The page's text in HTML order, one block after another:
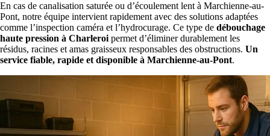
En cas de canalisation saturée ou d’écoulement lent à Marchienne-au-
Pont, notre équipe intervient rapidement avec des solutions adaptées
comme l’inspection caméra et l’hydrocurage. Ce type de débouchage
haute pression à Charleroi permet d’éliminer durablement les
résidus, racines et amas graisseux responsables des obstructions. Un
service fiable, rapide et disponible à Marchienne-au-Pont.